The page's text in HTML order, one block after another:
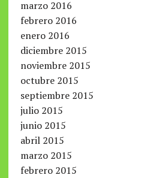
marzo 2016
febrero 2016
enero 2016
diciembre 2015
noviembre 2015
octubre 2015
septiembre 2015
julio 2015
junio 2015
abril 2015
marzo 2015
febrero 2015